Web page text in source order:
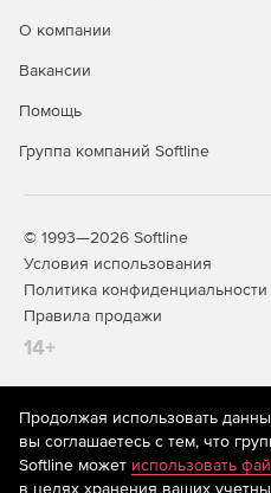
О компании
Вакансии
Помощь
Группа компаний Softline
© 1993—2026 Softline
Условия использования
Политика конфиденциальности
Правила продажи
14+
На информационном ресурсе
рекомендательные технологии
предоставления информации
систематизации и анализа
Продолжая использовать
вы соглашаетесь с тем, что
Softline может использовать
в целях хранения ваших